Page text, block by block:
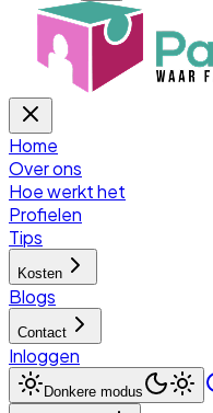
Home
Over ons
Hoe werkt het
Profielen
Tips
Kosten
Blogs
Contact
Inloggen
Donkere modus